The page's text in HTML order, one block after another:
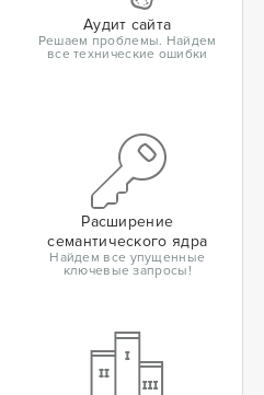
Аудит сайта
Решаем проблемы. Найдем
все технические ошибки
Расширение
семантического ядра
Найдем все упущенные
ключевые запросы!